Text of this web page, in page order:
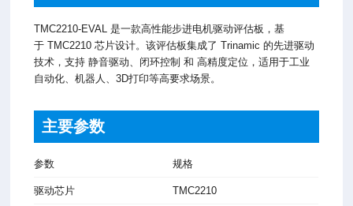
TMC2210-EVAL 是一款高性能步进电机驱动评估板，基
于 TMC2210 芯片设计。该评估板集成了 Trinamic 的先进驱动
技术，支持 静音驱动、闭环控制 和 高精度定位，适用于工业
自动化、机器人、3D打印等高要求场景。
主要参数
参数 规格
驱动芯片 TMC2210